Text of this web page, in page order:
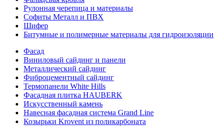
Рулонная черепица и материалы
Софиты Металл и ПВХ
Шифер
Битумные и полимерные материалы для гидроизоляции
Фасад
Виниловый сайдинг и панели
Металлический сайдинг
Фиброцементный сайдинг
Термопанели White Hills
Фасадная плитка HAUBERK
Искусственный камень
Навесная фасадная система Grand Line
Козырьки Krovent из поликарбоната